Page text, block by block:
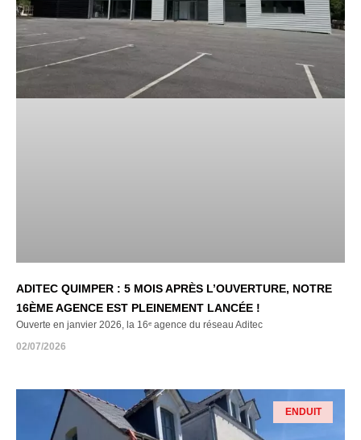
ADITEC QUIMPER : 5 MOIS APRÈS L’OUVERTURE, NOTRE
16ÈME AGENCE EST PLEINEMENT LANCÉE !
Ouverte en janvier 2026, la 16ᵉ agence du réseau Aditec
02/07/2026
ENDUIT